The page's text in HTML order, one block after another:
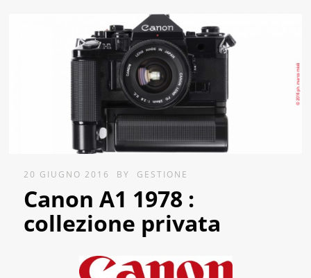
20 GIUGNO 2016 BY GESTIONE
Canon A1 1978 :
collezione privata